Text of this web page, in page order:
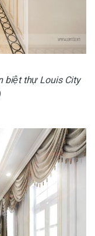
biệt thự Louis City